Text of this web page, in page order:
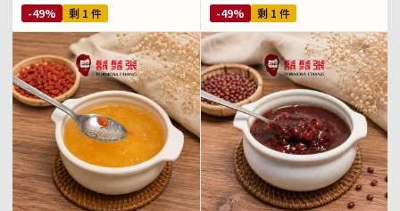
-49% 剩 1 件 -49% 剩 1 件